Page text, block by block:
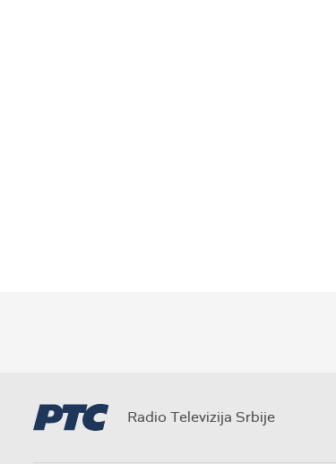
Radio Televizija Srbije